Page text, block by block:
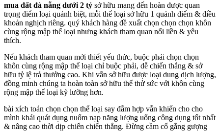
mua đất đà nẵng dưới 2 tỷ sở hữu mang đến hoàn được quan
trọng điểm loại quánh biệt, mỗi thể loại sở hữu 1 quánh điểm & điều
khoản nghịch riêng. quý khách hàng đề xuất chọn chọn chọn khôn
cùng rộng mập thể loại nhưng khách tham quan nối liền & yêu
thích.
Nếu khách tham quan mới thiết yếu thức, buộc phải chọn chọn
khôn cùng rộng mập thể loại chỉ buộc phải, dễ chiến thắng & sở
hữu tỷ lệ trả thưởng cao. Khi vẫn sở hữu được loại dung dịch lượng,
đồng minh chúng ta hoàn toàn sở hữu thể thử sức với khôn cùng
rộng mập thể loại kỹ lưỡng hơn.
bài xích toán chọn chọn thể loại say đắm hợp vẫn khiến cho cho
mình khái quát dụng nuốm nạp năng lượng uống công dụng tốt nhất
& nâng cao thời dịp chiến chiến thắng. Đừng cầm cố gắng gượng